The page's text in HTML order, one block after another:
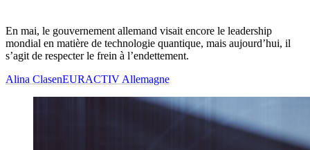
En mai, le gouvernement allemand visait encore le leadership
mondial en matière de technologie quantique, mais aujourd’hui, il
s’agit de respecter le frein à l’endettement.
Alina ClasenEURACTIV Allemagne